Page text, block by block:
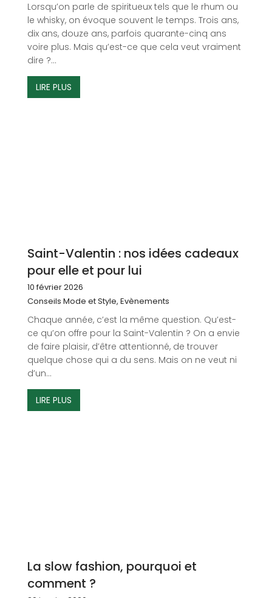
Lorsqu’on parle de spiritueux tels que le rhum ou
le whisky, on évoque souvent le temps. Trois ans,
dix ans, douze ans, parfois quarante-cinq ans
voire plus. Mais qu’est-ce que cela veut vraiment
dire ?...
LIRE PLUS
Saint-Valentin : nos idées cadeaux
pour elle et pour lui
10 février 2026
Conseils Mode et Style, Evènements
Chaque année, c’est la même question. Qu’est-
ce qu’on offre pour la Saint-Valentin ? On a envie
de faire plaisir, d’être attentionné, de trouver
quelque chose qui a du sens. Mais on ne veut ni
d’un...
LIRE PLUS
La slow fashion, pourquoi et
comment ?